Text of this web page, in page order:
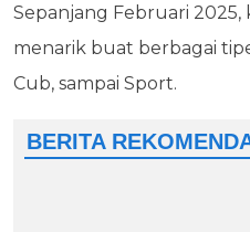
Sepanjang Februari 2025,
menarik buat berbagai
Cub, sampai Sport.